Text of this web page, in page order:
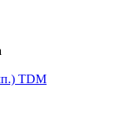
TDM